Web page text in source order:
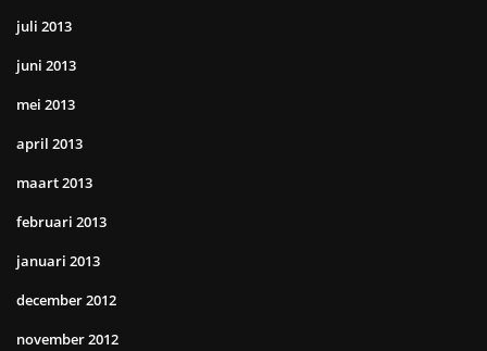
juli 2013
juni 2013
mei 2013
april 2013
maart 2013
februari 2013
januari 2013
december 2012
november 2012